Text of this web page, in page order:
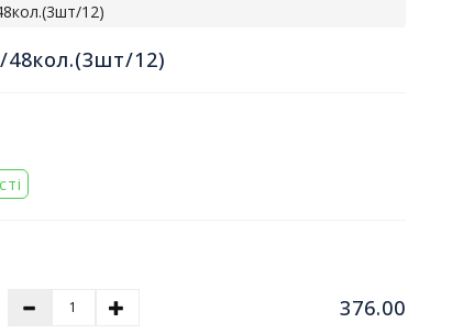
12)
48кол.(3шт/12)
376.00